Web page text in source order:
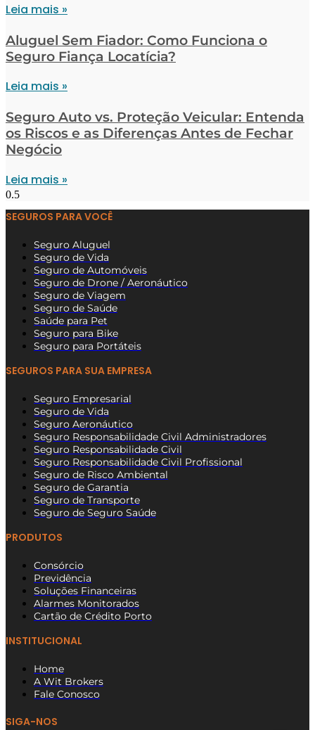
Leia mais »
Aluguel Sem Fiador: Como Funciona o
Seguro Fiança Locatícia?
Leia mais »
Seguro Auto vs. Proteção Veicular: Entenda
os Riscos e as Diferenças Antes de Fechar
Negócio
Leia mais »
SEGUROS PARA VOCÊ
Seguro Aluguel
Seguro de Vida
Seguro de Automóveis
Seguro de Drone / Aeronáutico
Seguro de Viagem
Seguro de Saúde
Saúde para Pet
Seguro para Bike
Seguro para Portáteis
SEGUROS PARA SUA EMPRESA
Seguro Empresarial
Seguro de Vida
Seguro Aeronáutico
Seguro Responsabilidade Civil Administradores
Seguro Responsabilidade Civil
Seguro Responsabilidade Civil Profissional
Seguro de Risco Ambiental
Seguro de Garantia
Seguro de Transporte
Seguro de Seguro Saúde
PRODUTOS
Consórcio
Previdência
Soluções Financeiras
Alarmes Monitorados
Cartão de Crédito Porto
INSTITUCIONAL
Home
A Wit Brokers
Fale Conosco
SIGA-NOS